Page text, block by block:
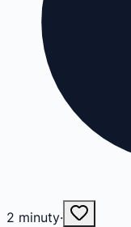
2 minuty·